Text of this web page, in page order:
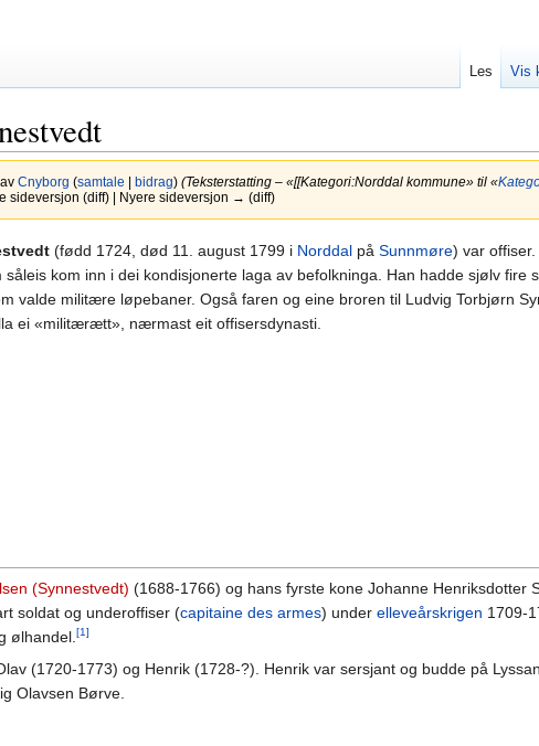
Cnyborg (samtale bidrag) (Teksterstatting – «[[Kategori:Norddal kommune» til «
sideversjon (diff) | Nyere sideversjon → (diff)
(fødd 1724, død 11. august 1799 i Norddal på Sunnmøre) var
kom inn i dei kondisjonerte laga av befolkninga. Han hadde sjølv
valde militære løpebaner. Også faren og eine broren til Ludvig Torbjørn
ei «militærætt», nærmast eit offisersdynasti.
(Synnestvedt) (1688-1766) og hans fyrste kone Johanne Henriksdotter
soldat og underoffiser (capitaine des armes) under elleveårskrigen 1709-
ølhandel. [1]
(1720-1773) og Henrik (1728-?). Henrik var sersjant og budde på
Olavsen Børve.
Les Vis